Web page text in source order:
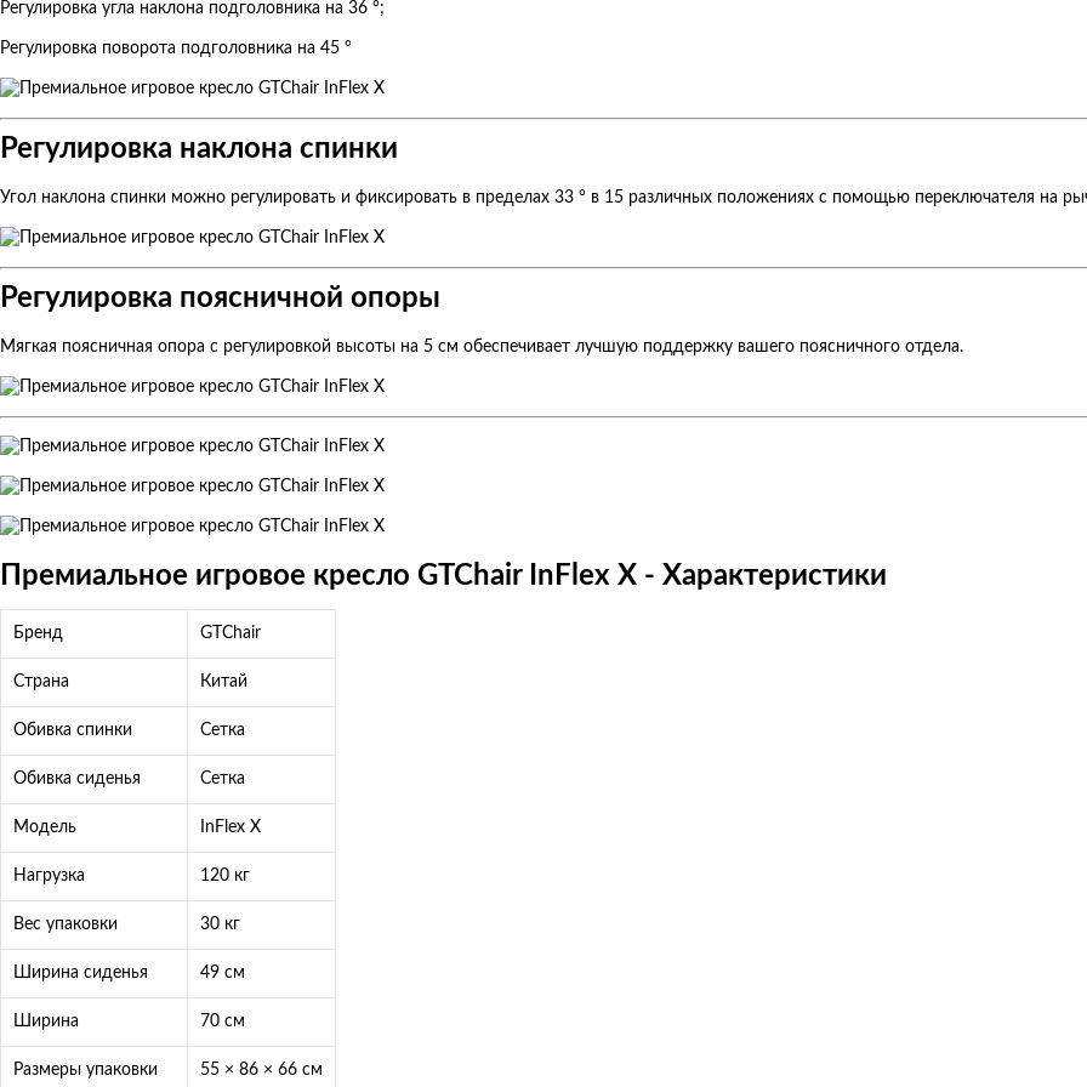
Регулировка угла наклона подголовника на 36 °;
Регулировка поворота подголовника на 45 °
Регулировка наклона спинки
Угол наклона спинки можно регулировать и фиксировать в пределах 33 ° в 15 различных положениях с помощью переключателя на
Регулировка поясничной опоры
Мягкая поясничная опора с регулировкой высоты на 5 см обеспечивает лучшую поддержку вашего поясничного отдела.
Премиальное игровое кресло GTChair InFlex X - Характеристики
Бренд GTChair
Страна Китай
Обивка спинки Сетка
Обивка сиденья Сетка
Модель InFlex X
Нагрузка 120 кг
Вес упаковки 30 кг
Ширина сиденья 49 см
Ширина 70 см
Размеры упаковки 55 × 86 × 66 см